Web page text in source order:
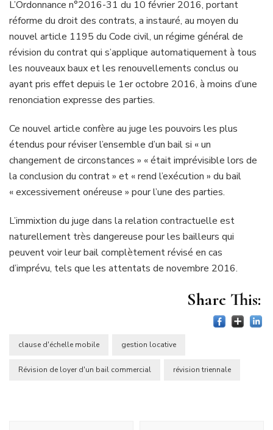
L’Ordonnance n°2016-31 du 10 février 2016, portant
réforme du droit des contrats, a instauré, au moyen du
nouvel article 1195 du Code civil, un régime général de
révision du contrat qui s’applique automatiquement à tous
les nouveaux baux et les renouvellements conclus ou
ayant pris effet depuis le 1er octobre 2016, à moins d’une
renonciation expresse des parties.
Ce nouvel article confère au juge les pouvoirs les plus
étendus pour réviser l’ensemble d’un bail si « un
changement de circonstances » « était imprévisible lors de
la conclusion du contrat » et « rend l’exécution » du bail
« excessivement onéreuse » pour l’une des parties.
L’immixtion du juge dans la relation contractuelle est
naturellement très dangereuse pour les bailleurs qui
peuvent voir leur bail complètement révisé en cas
d’imprévu, tels que les attentats de novembre 2016.
Share This:
clause d'échelle mobile gestion locative
Révision de loyer d'un bail commercial révision triennale